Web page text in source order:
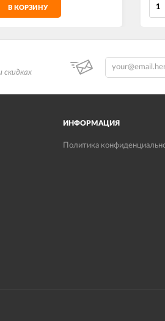
В КОРЗИНУ
скидках
ИНФОРМАЦИЯ
Политика